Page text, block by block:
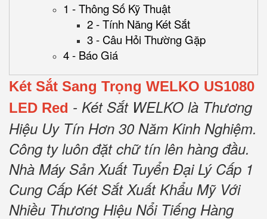
1 - Thông Số Kỹ Thuật
2 - Tính Năng Két Sắt
3 - Câu Hỏi Thường Gặp
4 - Báo Giá
Két Sắt Sang Trọng WELKO US1080
LED Red - Két Sắt WELKO là Thương
Hiệu Uy Tín Hơn 30 Năm Kinh Nghiệm.
Công ty luôn đặt chữ tín lên hàng đầu.
Nhà Máy Sản Xuất Tuyển Đại Lý Cấp 1
Cung Cấp Két Sắt Xuất Khẩu Mỹ Với
Nhiều Thương Hiệu Nổi Tiếng Hàng